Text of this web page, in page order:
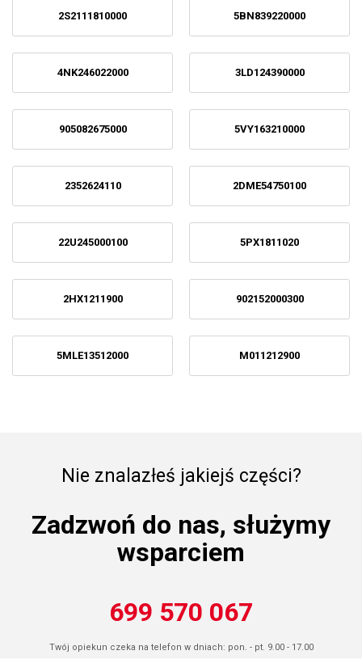
2S2111810000 5BN839220000
4NK246022000 3LD124390000
905082675000 5VY163210000
2352624110 2DME54750100
22U245000100 5PX1811020
2HX1211900 902152000300
5MLE13512000 M011212900
Nie znalazłeś jakiejś części?
Zadzwoń do nas, służymy
wsparciem
699 570 067
Twój opiekun czeka na telefon w dniach: pon. - pt. 9.00 - 17.00